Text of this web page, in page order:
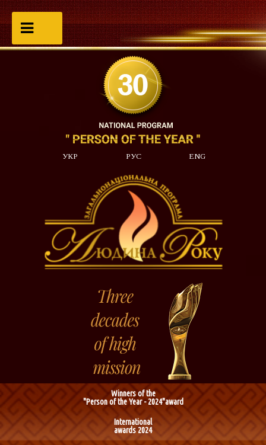
УКР РУС ENG
Winners of the
"Person of the Year - 2024"award
International
awards 2024